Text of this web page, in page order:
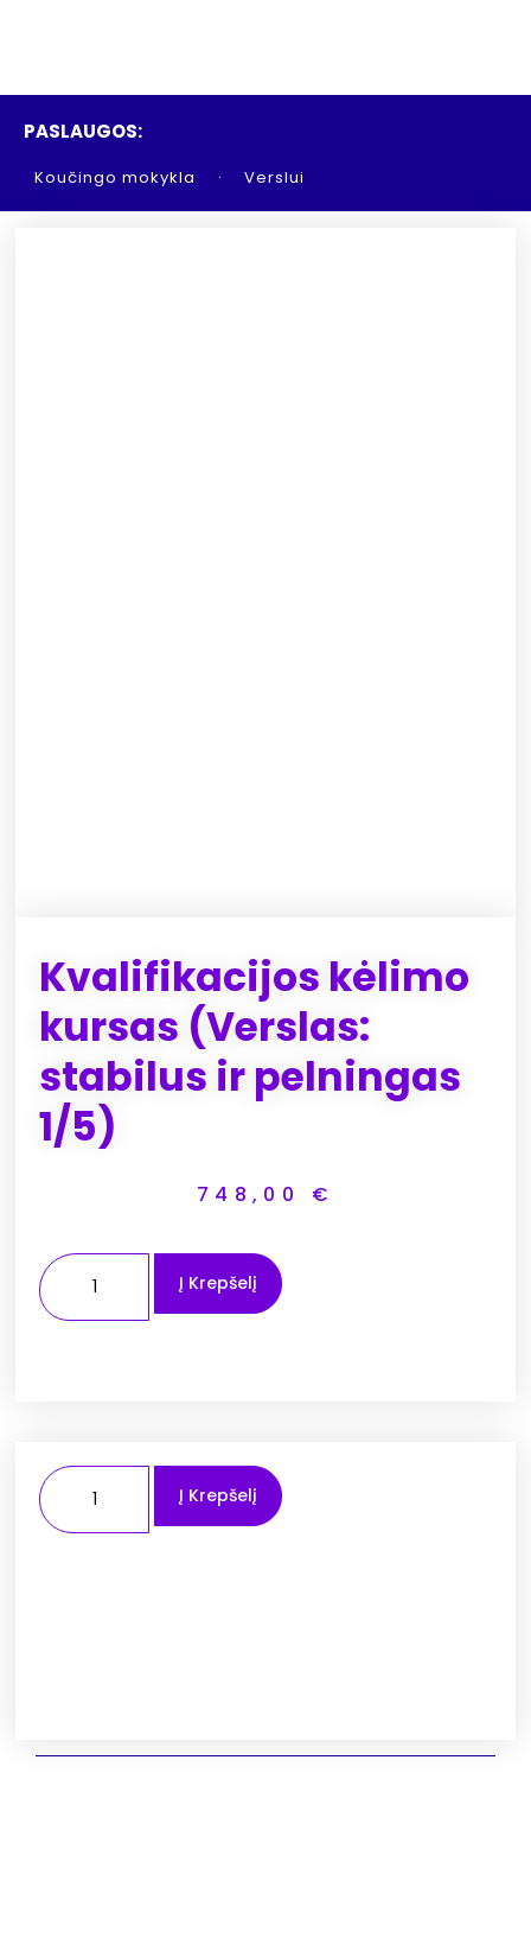
PASLAUGOS:
Koučingo mokykla Verslui
Kvalifikacijos kėlimo
kursas (Verslas:
stabilus ir pelningas
1/5)
748,00 €
Į Krepšelį
Į Krepšelį